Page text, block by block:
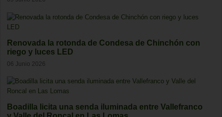
Renovada la rotonda de Condesa de Chinchón con
riego y luces LED
06 Junio 2026
Boadilla licita una senda iluminada entre Vallefranco